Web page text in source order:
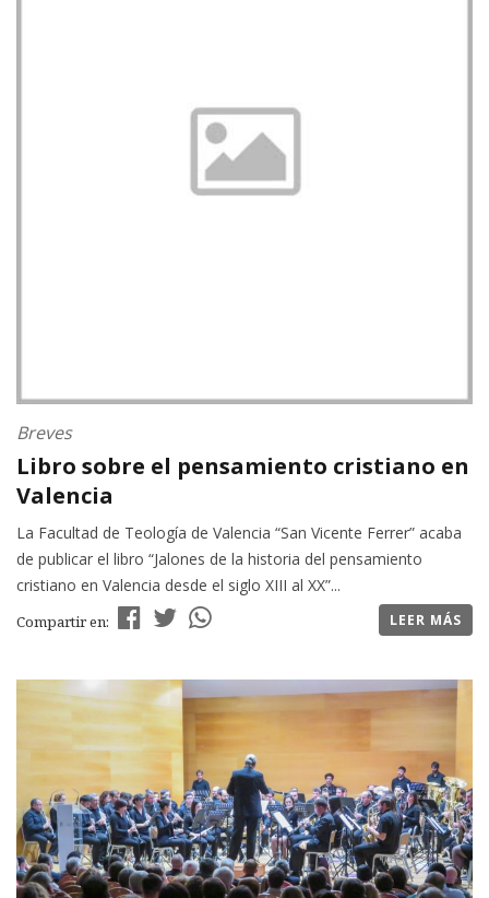
Breves
Libro sobre el pensamiento cristiano en
Valencia
La Facultad de Teología de Valencia “San Vicente Ferrer” acaba
de publicar el libro “Jalones de la historia del pensamiento
cristiano en Valencia desde el siglo XIII al XX”...
Compartir en: LEER MÁS